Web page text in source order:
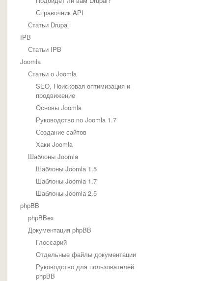
Справочник API
Статьи Drupal
IPB
Статьи IPB
Joomla
Статьи о Joomla
SEO, Поисковая оптимизация и
продвижение
Основы Joomla
Руководство по Joomla 1.7
Создание сайтов
Хаки Joomla
Шаблоны Joomla
Шаблоны Joomla 1.5
Шаблоны Joomla 1.7
Шаблоны Joomla 2.5
phpBB
phpBBex
Документация phpBB
Глоссарий
Отдельные файлы документации
Руководство для пользователей
phpBB